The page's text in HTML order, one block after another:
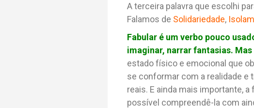
A terceira palavra que escolhi
Falamos de Solidariedade,
Fabular é um verbo pouco
imaginar, narrar fantasias.
estado físico e emocional que
se conformar com a realidade e
reais. E ainda mais importante,
possível compreendê-la com